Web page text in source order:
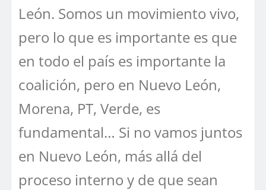
León. Somos un movimiento vivo,
pero lo que es importante es que
en todo el país es importante la
coalición, pero en Nuevo León,
Morena, PT, Verde, es
fundamental… Si no vamos juntos
en Nuevo León, más allá del
proceso interno y de que sean